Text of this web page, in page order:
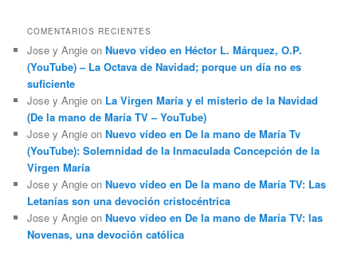
COMENTARIOS RECIENTES
Jose y Angie onNuevo vídeo en Héctor L. Márquez, O.P.
(YouTube) – La Octava de Navidad; porque un día no es
suficiente
Jose y Angie on La Virgen María y el misterio de la Navidad
(De la mano de María TV – YouTube)
Jose y Angie onNuevo vídeo en De la mano de María Tv
(YouTube): Solemnidad de la Inmaculada Concepción de la
Virgen María
Jose y Angie onNuevo vídeo en De la mano de María TV: Las
Letanías son una devoción cristocéntrica
Jose y Angie onNuevo vídeo en De la mano de María TV: las
Novenas, una devoción católica